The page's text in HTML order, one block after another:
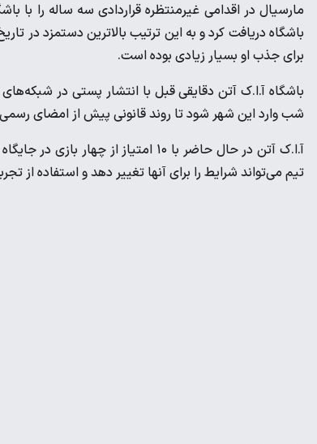
باشگاه دریافت کرد و به این ترتیب بالاترین دستمزد در
برای جذب او بسیار زیادی بوده است.
باشگاه آ.ا.ک آتن دقایقی قبل با انتشار پستی در
شب وارد این شهر شود تا روند قانونی پیش از امضای رسمی
آ.ا.ک آتن در حال حاضر با ۱۰
تیم می‌تواند شرایط را برای آنها تغییر دهد و استفاده از